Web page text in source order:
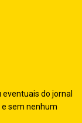
do jornal
sem nenhum